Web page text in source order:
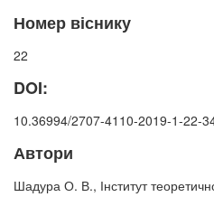
Номер віснику
22
DOI:
10.36994/2707-4110-2019-1-22-
Автори
Шадура О. В., Інститут